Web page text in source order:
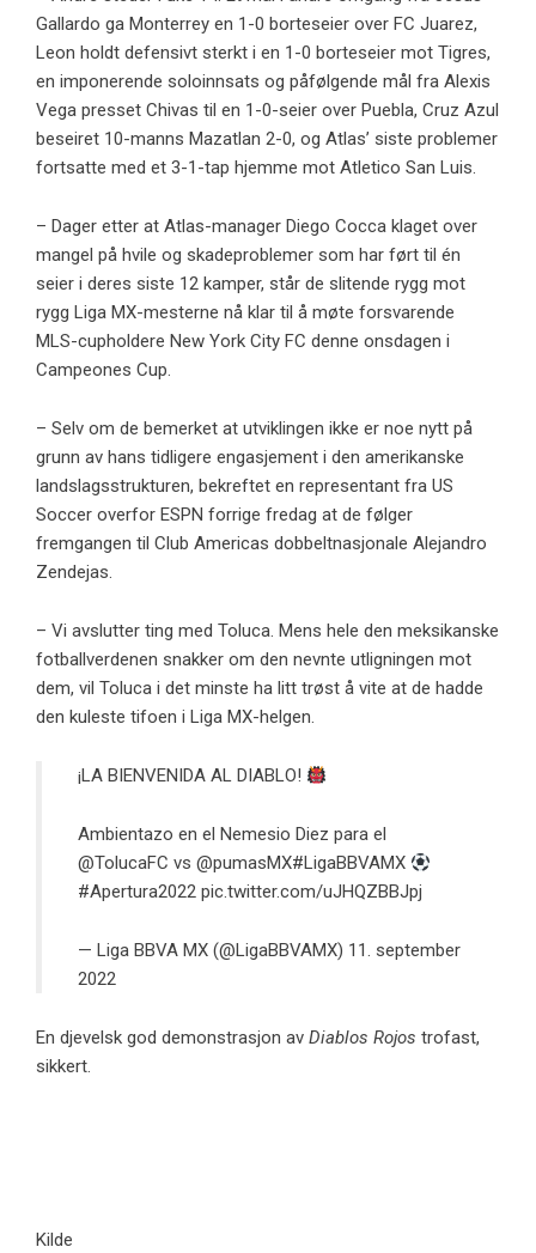
Gallardo ga Monterrey en 1-0 borteseier over FC Juarez,
Leon holdt defensivt sterkt i en 1-0 borteseier mot Tigres,
en imponerende soloinnsats og påfølgende mål fra Alexis
Vega presset Chivas til en 1-0-seier over Puebla, Cruz Azul
beseiret 10-manns Mazatlan 2-0, og Atlas’ siste problemer
fortsatte med et 3-1-tap hjemme mot Atletico San Luis.
– Dager etter at Atlas-manager Diego Cocca klaget over
mangel på hvile og skadeproblemer som har ført til én
seier i deres siste 12 kamper, står de slitende rygg mot
rygg Liga MX-mesterne nå klar til å møte forsvarende
MLS-cupholdere New York City FC denne onsdagen i
Campeones Cup.
– Selv om de bemerket at utviklingen ikke er noe nytt på
grunn av hans tidligere engasjement i den amerikanske
landslagsstrukturen, bekreftet en representant fra US
Soccer overfor ESPN forrige fredag ​​at de følger
fremgangen til Club Americas dobbeltnasjonale Alejandro
Zendejas.
– Vi avslutter ting med Toluca. Mens hele den meksikanske
fotballverdenen snakker om den nevnte utligningen mot
dem, vil Toluca i det minste ha litt trøst å vite at de hadde
den kuleste tifoen i Liga MX-helgen.
¡LA BIENVENIDA AL DIABLO!
Ambientazo en el Nemesio Diez para el
@TolucaFC vs @pumasMX#LigaBBVAMX
#Apertura2022 pic.twitter.com/uJHQZBBJpj
— Liga BBVA MX (@LigaBBVAMX) 11. september
2022
En djevelsk god demonstrasjon av Diablos Rojos trofast,
sikkert.
Kilde